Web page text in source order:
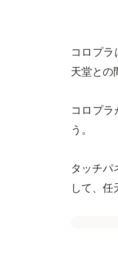
コロプ
天堂との
コロプ
う。
タッチパ
して、任